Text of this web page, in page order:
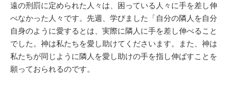
遠の刑罰に定められた人々は、困っている人々に手を差し伸
べなかった人々です。先週、学びました「自分の隣人を自分
自身のように愛するとは、実際に隣人に手を差し伸べること
でした。神は私たちを愛し助けてくださいます。また、神は
私たちが同じように隣人を愛し助けの手を指し伸ばすことを
願っておられるのです。